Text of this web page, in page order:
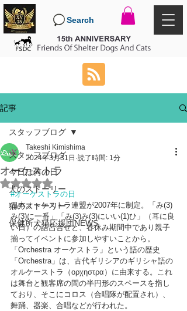
Search
記事
スタッフブログ
今日は何の日
犬のストーリー
猫のストーリー
保健所犬猫応援団NEWS
スタッフブログ
オーケストラ
Takeshi Kimishima
2024年3月31日 読了時間: 1分
5つ星のうちNaNと評価されています。
#オーケストラの日
日本オーケストラ連盟が2007年に制定。「み(3)
み(3)に一番」「み(3)み(3)にいい(1)ひ」（耳に良
い日）の語呂合せと、春休み期間中であり親子
揃ってイベントに参加しやすいことから。
「Orchestra オーケストラ」という語の歴史
「Orchestra」は、古代ギリシアのギリシャ語の
オルケーストラ（ορχηστρα）に由来する。これ
は舞台と観客席の間の半円形のスペースを指し
ており、そこにコロス（合唱隊が配置され）、
舞踊、器楽、合唱などが行われた。